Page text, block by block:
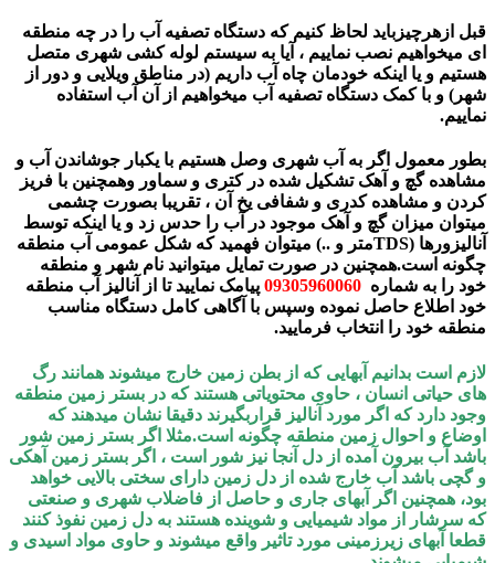
قبل ازهرچیزباید لحاظ کنیم که دستگاه تصفیه آب را در چه منطقه
ای میخواهیم نصب نماییم ، آیا به سیستم لوله کشی شهری متصل
هستیم و یا اینکه خودمان چاه آب داریم (در مناطق ویلایی و دور از
شهر) و با کمک دستگاه تصفیه آب میخواهیم از آن آب استفاده
نماییم.
بطور معمول اگر به آب شهری وصل هستیم با یکبار جوشاندن آب و
مشاهده گچ و آهک تشکیل شده در کتری و سماور وهمچنین با فریز
کردن و مشاهده کدری و شفافی یخ آن ، تقریبا بصورت چشمی
میتوان میزان گچ و آهک موجود در آب را حدس زد و یا اینکه توسط
آنالیزورها (TDSمتر و ..) میتوان فهمید که شکل عمومی آب منطقه
چگونه است.همچنین در صورت تمایل میتوانید نام شهر و منطقه
خود را به شماره 09305960060 پیامک نمایید تا از آنالیز آب منطقه
خود اطلاع حاصل نموده وسپس با آگاهی کامل دستگاه مناسب
منطقه خود را انتخاب فرمایید.
لازم است بدانیم آبهایی که از بطن زمین خارج میشوند همانند رگ
های حیاتی انسان ، حاوی محتویاتی هستند که در بستر زمین منطقه
وجود دارد که اگر مورد آنالیز قراربگیرند دقیقا نشان میدهند که
اوضاع و احوال زمین منطقه چگونه است.مثلا اگر بستر زمین شور
باشد آب بیرون آمده از دل آنجا نیز شور است ، اگر بستر زمین آهکی
و گچی باشد آب خارج شده از دل زمین دارای سختی بالایی خواهد
بود، همچنین اگر آبهای جاری و حاصل از فاضلاب شهری و صنعتی
که سرشار از مواد شیمیایی و شوینده هستند به دل زمین نفوذ کنند
قطعا آبهای زیرزمینی مورد تاثیر واقع میشوند و حاوی مواد اسیدی و